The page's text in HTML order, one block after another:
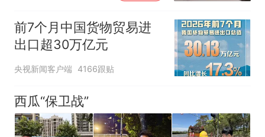
前7个月中国货物贸易进
出口超30万亿元
央视新闻客户端 4166跟贴
西瓜“保卫战”